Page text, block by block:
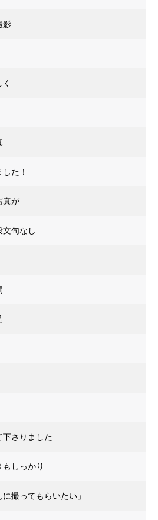
影
た！
真が
句なし
下さりました
しっかり
撮ってもらいたい」